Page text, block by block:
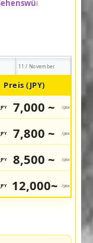
11 / November
Preis (JPY)
JPY 7,000 ~ /pax
JPY 7,800 ~ /pax
JPY 8,500 ~ /pax
JPY 12,000~ /pax